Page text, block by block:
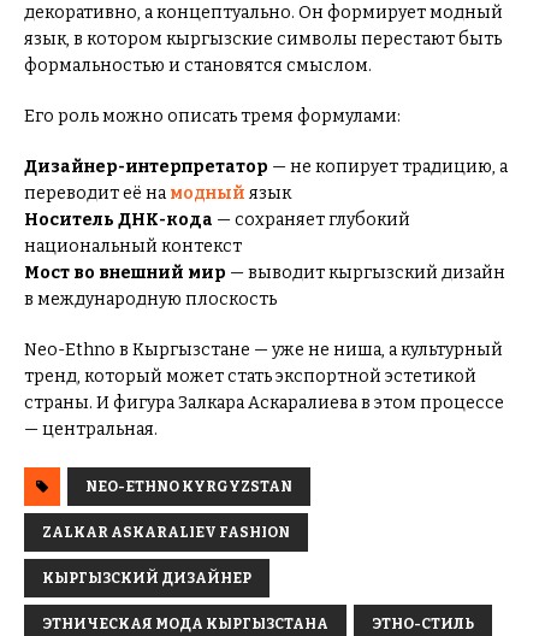
декоративно, а концептуально. Он формирует модный
язык, в котором кыргызские символы перестают быть
формальностью и становятся смыслом.
Его роль можно описать тремя формулами:
Дизайнер-интерпретатор — не копирует традицию, а
переводит её на модный язык
Носитель ДНК-кода — сохраняет глубокий
национальный контекст
Мост во внешний мир — выводит кыргызский дизайн
в международную плоскость
Neo-Ethno в Кыргызстане — уже не ниша, а культурный
тренд, который может стать экспортной эстетикой
страны. И фигура Залкара Аскаралиева в этом процессе
— центральная.
NEO-ETHNO KYRGYZSTAN
ZALKAR ASKARALIEV FASHION
КЫРГЫЗСКИЙ ДИЗАЙНЕР
ЭТНИЧЕСКАЯ МОДА КЫРГЫЗСТАНА ЭТНО-СТИЛЬ